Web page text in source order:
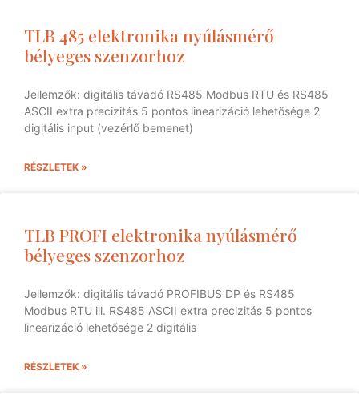
TLB 485 elektronika nyúlásmérő
bélyeges szenzorhoz
Jellemzők: digitális távadó RS485 Modbus RTU és RS485
ASCII extra precizitás 5 pontos linearizáció lehetősége 2
digitális input (vezérlő bemenet)
RÉSZLETEK »
TLB PROFI elektronika nyúlásmérő
bélyeges szenzorhoz
Jellemzők: digitális távadó PROFIBUS DP és RS485
Modbus RTU ill. RS485 ASCII extra precizitás 5 pontos
linearizáció lehetősége 2 digitális
RÉSZLETEK »